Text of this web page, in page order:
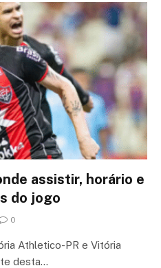
assistir, horário e
do jogo
0
Athletico-PR e Vitória
desta…